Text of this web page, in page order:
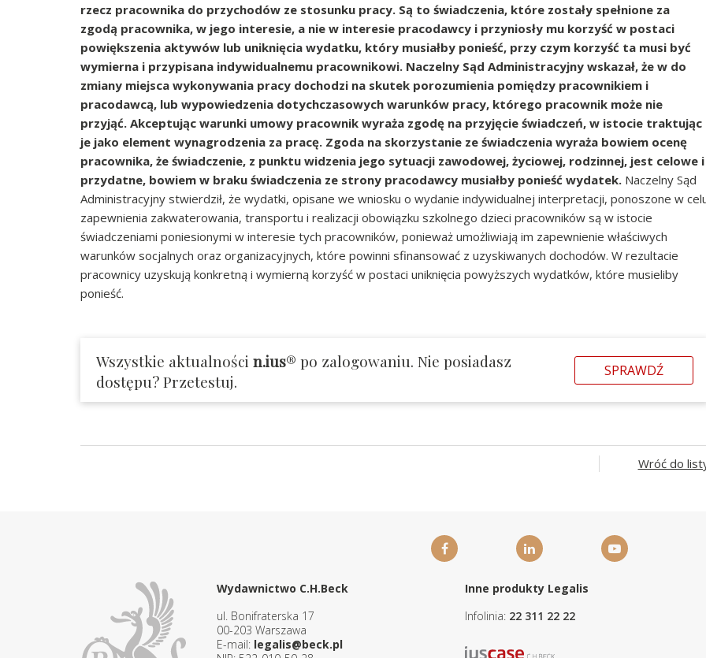
rzecz pracownika do przychodów ze stosunku pracy. Są to świadczenia, które zostały spełnione za
zgodą pracownika, w jego interesie, a nie w interesie pracodawcy i przyniosły mu korzyść w postaci
powiększenia aktywów lub uniknięcia wydatku, który musiałby ponieść, przy czym korzyść ta musi być
wymierna i przypisana indywidualnemu pracownikowi. Naczelny Sąd Administracyjny wskazał, że w do
zmiany miejsca wykonywania pracy dochodzi na skutek porozumienia pomiędzy pracownikiem i
pracodawcą, lub wypowiedzenia dotychczasowych warunków pracy, którego pracownik może nie
przyjąć. Akceptując warunki umowy pracownik wyraża zgodę na przyjęcie świadczeń, w istocie traktując
je jako element wynagrodzenia za pracę. Zgoda na skorzystanie ze świadczenia wyraża bowiem ocenę
pracownika, że świadczenie, z punktu widzenia jego sytuacji zawodowej, życiowej, rodzinnej, jest celowe i
przydatne, bowiem w braku świadczenia ze strony pracodawcy musiałby ponieść wydatek. Naczelny Sąd
Administracyjny stwierdził, że wydatki, opisane we wniosku o wydanie indywidualnej interpretacji, ponoszone w
zapewnienia zakwaterowania, transportu i realizacji obowiązku szkolnego dzieci pracowników są w istocie
świadczeniami poniesionymi w interesie tych pracowników, ponieważ umożliwiają im zapewnienie właściwych
warunków socjalnych oraz organizacyjnych, które powinni sfinansować z uzyskiwanych dochodów. W rezultacie
pracownicy uzyskują konkretną i wymierną korzyść w postaci uniknięcia powyższych wydatków, które musieliby
ponieść.
Wszystkie aktualności n.ius® po zalogowaniu. Nie posiadasz
dostępu? Przetestuj.
SPRAWDŹ
Wróć do
Wydawnictwo C.H.Beck
ul. Bonifraterska 17
00-203 Warszawa
E-mail: legalis@beck.pl
Inne produkty Legalis
Infolinia: 22 311 22 22